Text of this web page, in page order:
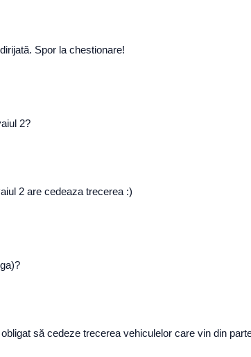
Spor la chestionare!
2?
2 are cedeaza trecerea :)
să cedeze trecerea vehiculelor care vin din